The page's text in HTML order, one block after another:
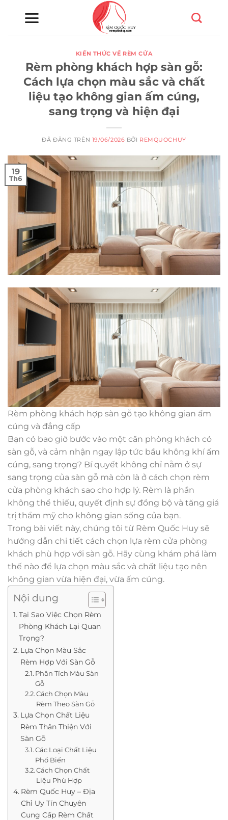
KIẾN THỨC VỀ RÈM CỬA
Rèm phòng khách hợp sàn gỗ:
Cách lựa chọn màu sắc và chất
liệu tạo không gian ấm cúng,
sang trọng và hiện đại
ĐÃ ĐĂNG TRÊN 19/06/2026 BỞI REMQUOCHUY
19
Th6
Rèm phòng khách hợp sàn gỗ tạo không gian ấm
cúng và đẳng cấp
Bạn có bao giờ bước vào một căn phòng khách có
sàn gỗ, và cảm nhận ngay lập tức bầu không khí ấm
cúng, sang trọng? Bí quyết không chỉ nằm ở sự
sang trọng của sàn gỗ mà còn là ở cách chọn rèm
cửa phòng khách sao cho hợp lý. Rèm là phần
không thể thiếu, quyết định sự đồng bộ và tăng giá
trị thẩm mỹ cho không gian sống của bạn.
Trong bài viết này, chúng tôi từ Rèm Quốc Huy sẽ
hướng dẫn chi tiết cách chọn lựa rèm cửa phòng
khách phù hợp với sàn gỗ. Hãy cùng khám phá làm
thế nào để lựa chọn màu sắc và chất liệu tạo nên
không gian vừa hiện đại, vừa ấm cúng.
Nội dung
Tại Sao Việc Chọn Rèm
Phòng Khách Lại Quan
Trọng?
Lựa Chọn Màu Sắc
Rèm Hợp Với Sàn Gỗ
Phân Tích Màu Sàn
Gỗ
Cách Chọn Màu
Rèm Theo Sàn Gỗ
Lựa Chọn Chất Liệu
Rèm Thân Thiện Với
Sàn Gỗ
Các Loại Chất Liệu
Phổ Biến
Cách Chọn Chất
Liệu Phù Hợp
Rèm Quốc Huy – Địa
Chỉ Uy Tín Chuyên
Cung Cấp Rèm Chất